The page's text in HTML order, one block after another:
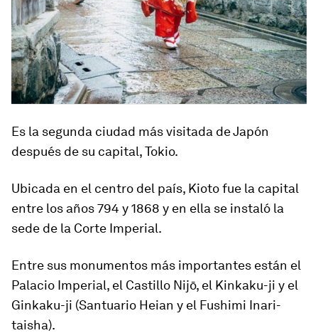
Es la segunda ciudad más visitada de Japón
después de su capital, Tokio.
Ubicada en el centro del país, Kioto fue la capital
entre los años 794 y 1868 y en ella se instaló la
sede de la Corte Imperial.
Entre sus monumentos más importantes están el
Palacio Imperial, el Castillo Nijō, el Kinkaku-ji y el
Ginkaku-ji (Santuario Heian y el Fushimi Inari-
taisha).